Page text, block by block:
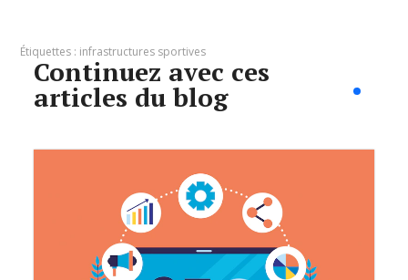
Étiquettes : infrastructures sportives
Continuez avec ces
articles du blog